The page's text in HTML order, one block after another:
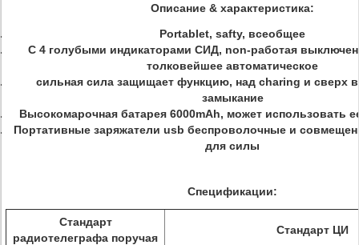
Описание & характеристика:
Portablet, safty, всеобщее
С 4 голубыми индикаторами СИД, non-работая
толковейшее автоматическое
сильная сила защищает функцию, над charing и сверх
замыкание
Высокомарочная батарея 6000mAh, может использовать
Портативные заряжатели usb беспроволочные и
для силы
Спецификации:
Стандарт
радиотелеграфа поручая
Стандарт ЦИ